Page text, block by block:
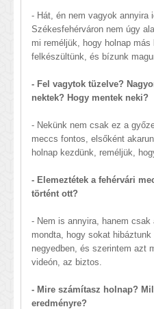
- Hát, én nem vagyok annyira
Székesfehérváron nem úgy
mi reméljük, hogy holnap
felkészültünk, és bízunk
- Fel vagytok tüzelve?
nektek? Hogy mentek neki?
- Nekünk nem csak ez a
meccs fontos, elsőként
holnap kezdünk, reméljük,
- Elemeztétek a fehérvári
történt ott?
- Nem is annyira, hanem
mondta, hogy sokat
negyedben, és szerintem azt
videón, az biztos.
- Mire számítasz holnap?
eredményre?